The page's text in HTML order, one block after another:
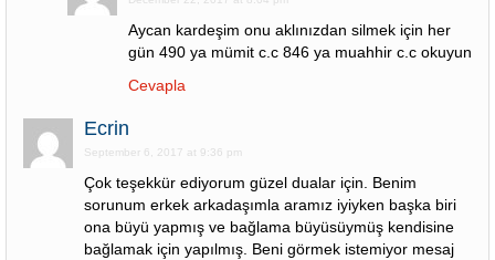
Aycan kardeşim onu aklınızdan silmek için her
gün 490 ya mümit c.c 846 ya muahhir c.c okuyun
Cevapla
Ecrin
September 6, 2017 at 9:36 pm
Çok teşekkür ediyorum güzel dualar için. Benim
sorunum erkek arkadaşımla aramız iyiyken başka biri
ona büyü yapmış ve bağlama büyüsüymüş kendisine
bağlamak için yapılmış. Beni görmek istemiyor mesaj